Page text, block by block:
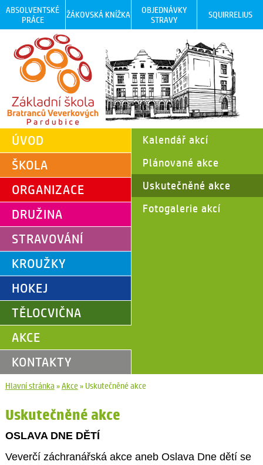
ABSOLVENTSKÉ
PRÁCE
ŽÁKOVSKÁ KNÍŽKA
OBJEDNÁVKY
STRAVY
SQUIRRELIUS
ÚVOD
ŠKOLA
ORGANIZACE
DRUŽINA
STRAVOVÁNÍ
KROUŽKY
HOKEJ
TĚLOCVIČNA
AKCE
KONTAKTY
Kalendář akcí
Plánované akce
Uskutečněné akce
Fotogalerie akcí
Hlavní stránka»Akce» Uskutečněné akce
Uskutečněné akce
OSLAVA DNE DĚTÍ
Veverčí záchranářská akce aneb Oslava Dne dětí se